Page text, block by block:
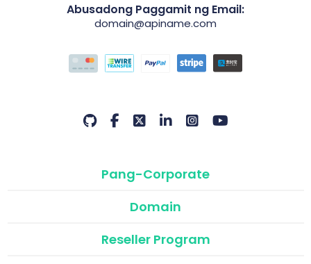
Abusadong Paggamit ng Email:
domain@apiname.com
Pang-Corporate
Domain
Reseller Program